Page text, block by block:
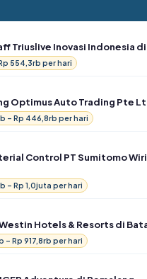
Triuslive Inovasi Indonesia
554,3rb per hari
Optimus Auto Trading Pte
– Rp 446,8rb per hari
Control PT Sumitomo
– Rp 1,0juta per hari
Hotels & Resorts di
– Rp 917,8rb per hari